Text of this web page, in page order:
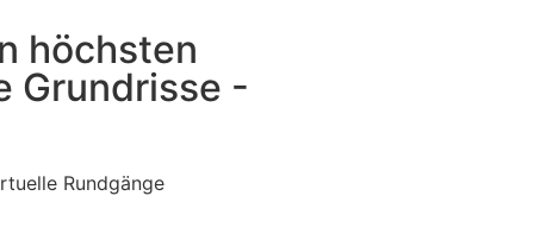
höchsten
Grundrisse -